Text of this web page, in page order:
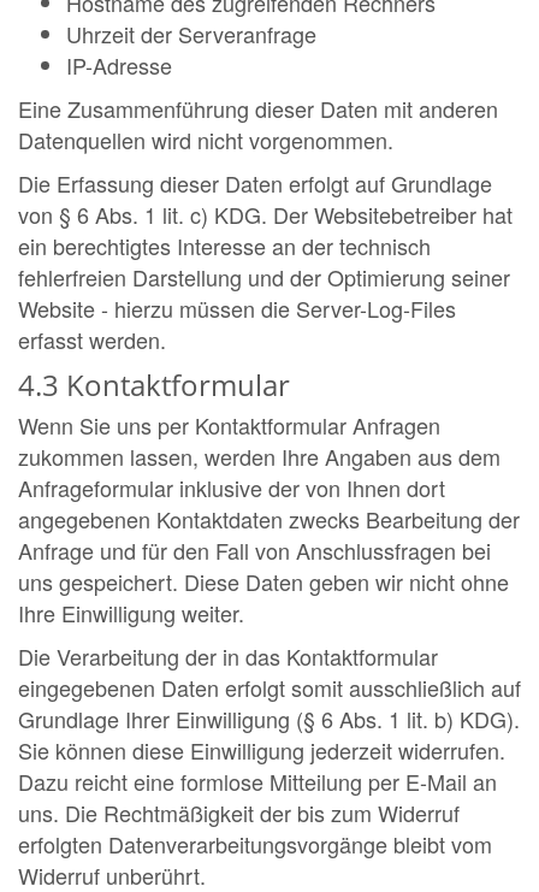
Uhrzeit der Serveranfrage
IP-Adresse
Eine Zusammenführung dieser Daten mit anderen
Datenquellen wird nicht vorgenommen.
Die Erfassung dieser Daten erfolgt auf Grundlage
von § 6 Abs. 1 lit. c) KDG. Der Websitebetreiber hat
ein berechtigtes Interesse an der technisch
fehlerfreien Darstellung und der Optimierung seiner
Website - hierzu müssen die Server-Log-Files
erfasst werden.
4.3 Kontaktformular
Wenn Sie uns per Kontaktformular Anfragen
zukommen lassen, werden Ihre Angaben aus dem
Anfrageformular inklusive der von Ihnen dort
angegebenen Kontaktdaten zwecks Bearbeitung der
Anfrage und für den Fall von Anschlussfragen bei
uns gespeichert. Diese Daten geben wir nicht ohne
Ihre Einwilligung weiter.
Die Verarbeitung der in das Kontaktformular
eingegebenen Daten erfolgt somit ausschließlich auf
Grundlage Ihrer Einwilligung (§ 6 Abs. 1 lit. b) KDG).
Sie können diese Einwilligung jederzeit widerrufen.
Dazu reicht eine formlose Mitteilung per E-Mail an
uns. Die Rechtmäßigkeit der bis zum Widerruf
erfolgten Datenverarbeitungsvorgänge bleibt vom
Widerruf unberührt.